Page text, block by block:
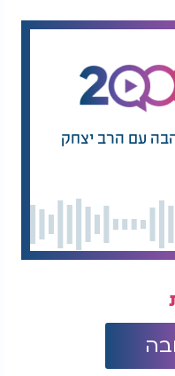
עם הרב יצחק